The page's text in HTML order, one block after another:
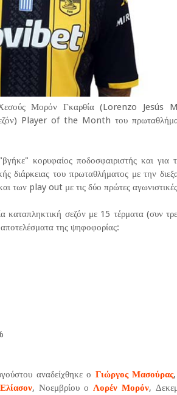
Μορόν Γκαρθία (Lorenzo Jesús
Player of the Month του
κορυφαίος ποδοσφαιριστής και για
διάρκειας του πρωταθλήματος με την
των play out με τις δύο πρώτες
σεζόν με 15 τέρματα (συν
της ψηφοφορίας:
αναδείχθηκε ο Γιώργος Μασούρας
, Νοεμβρίου ο Λορέν Μορόν,